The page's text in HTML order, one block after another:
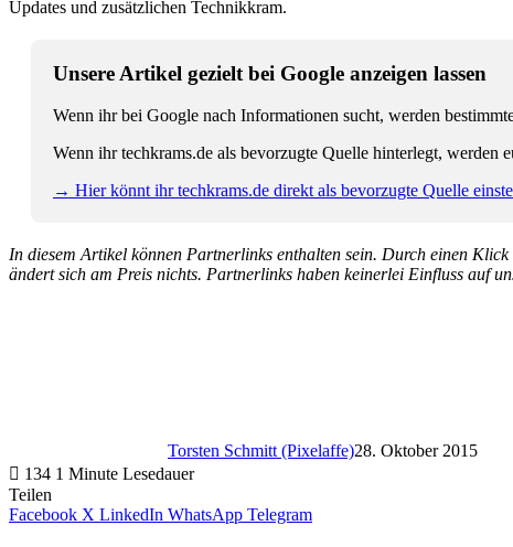
Updates und zusätzlichen Technikkram.
Unsere Artikel gezielt bei Google anzeigen lassen
Wenn ihr bei Google nach Informationen sucht, werden
Wenn ihr techkrams.de als bevorzugte Quelle hinterlegt, werden
→ Hier könnt ihr techkrams.de direkt als bevorzugte Quelle
In diesem Artikel können Partnerlinks enthalten sein. Durch einen
ändert sich am Preis nichts. Partnerlinks haben keinerlei Einfluss auf
Torsten Schmitt (Pixelaffe)28. Oktober 2015
134 1 Minute Lesedauer
Teilen
Facebook X LinkedIn WhatsApp Telegram